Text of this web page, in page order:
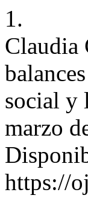
1.
Claudia
social y
marzo
https://